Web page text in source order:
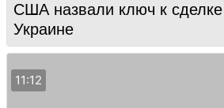
США назвали ключ к
Украине
11:12